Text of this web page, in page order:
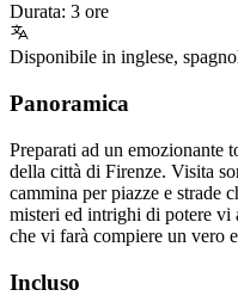
Durata: 3 ore
Disponibile in inglese,
Panoramica
Preparati ad un emozionante
della città di Firenze. Visita
cammina per piazze e strade
misteri ed intrighi di potere vi
che vi farà compiere un vero
Incluso